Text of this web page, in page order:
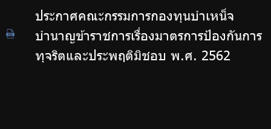
ประกาศคณะกรรมการกองทุนบำเหน็จ
บำนาญข้าราชการเรื่องมาตรการป้องกันการ
ทุจริตและประพฤติมิชอบ พ.ศ. 2562